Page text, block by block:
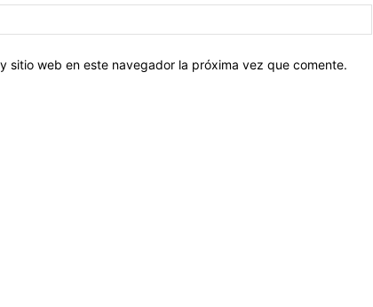
sitio web en este navegador la próxima vez que comente.